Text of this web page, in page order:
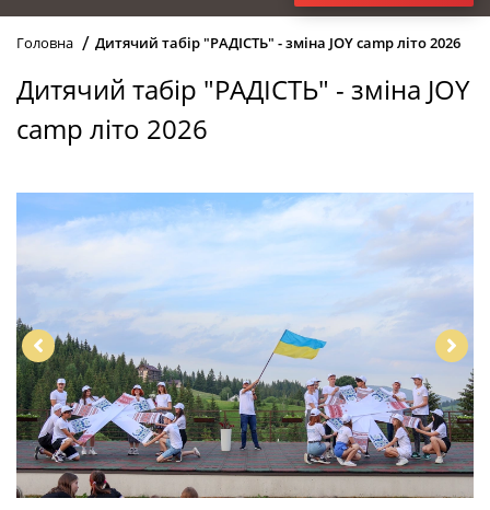
Головна Дитячий табір "РАДІСТЬ" - зміна JOY camp літо 2026
Дитячий табір "РАДІСТЬ" - зміна JOY
camp літо 2026